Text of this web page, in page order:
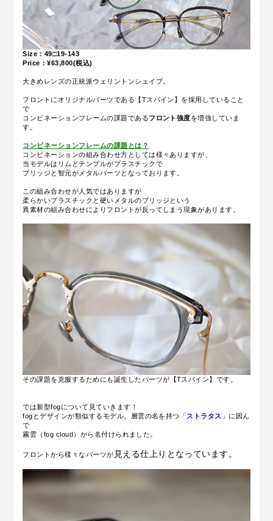
Size：49□19-143
Price：¥63,800(税込)
大きめレンズの正統派ウェリントンシェイプ。
フロントにオリジナルパーツである【Tスパイン】を採用していること
で
コンビネーションフレームの課題であるフロント強度を増強していま
す。
コンビネーションフレームの課題とは？
コンビネーションの組み合わせ方としては様々ありますが、
当モデルはリムとテンプルがプラスチックで
ブリッジと智元がメタルパーツとなっております。
この組み合わせが人気ではありますが
柔らかいプラスチックと硬いメタルのブリッジという
異素材の組み合わせによりフロントが反ってしまう現象があります。
その課題を克服するためにも誕生したパーツが 【Tスパイン】です。
では新型fogについて見ていきます！
fogとデザインが類似するモデル、層雲の名を持つ「ストラタス 」に因ん
で
霧雲（fog cloud）から名付けられました。
フロントから様々なパーツが 見える仕上りとなっています。